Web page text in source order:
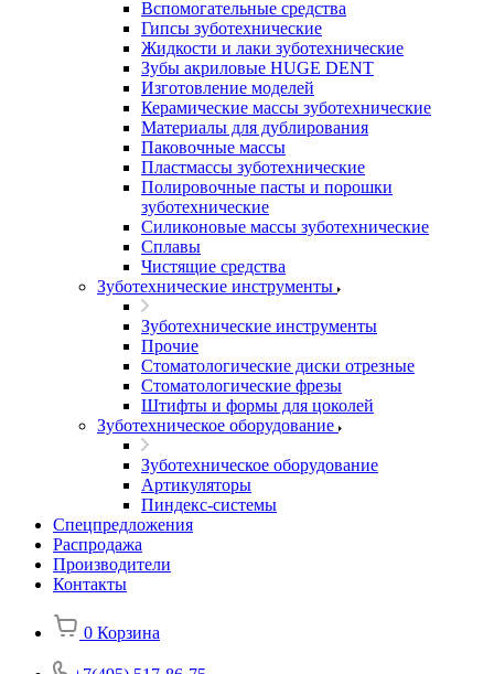
Вспомогательные средства
Гипсы зуботехнические
Жидкости и лаки зуботехнические
Зубы акриловые HUGE DENT
Изготовление моделей
Керамические массы зуботехнические
Материалы для дублирования
Паковочные массы
Пластмассы зуботехнические
Полировочные пасты и порошки
зуботехнические
Силиконовые массы зуботехнические
Сплавы
Чистящие средства
Зуботехнические инструменты
Зуботехнические инструменты
Прочие
Стоматологические диски отрезные
Стоматологические фрезы
Штифты и формы для цоколей
Зуботехническое оборудование
Зуботехническое оборудование
Артикуляторы
Пиндекс-системы
Спецпредложения
Распродажа
Производители
Контакты
0 Корзина